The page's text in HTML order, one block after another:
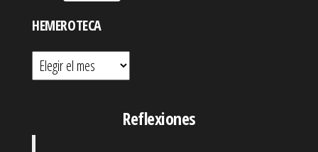
HEMEROTECA
Hemeroteca
Reflexiones